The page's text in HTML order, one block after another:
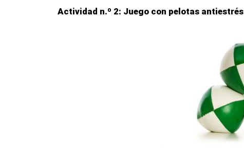
Actividad n.º 2: Juego con pelotas antiestrés